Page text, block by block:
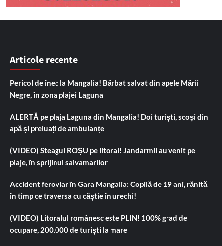
Articole recente
Pericol de înec la Mangalia! Bărbat salvat din apele Mării
Negre, în zona plajei Laguna
ALERTĂ pe plaja Laguna din Mangalia! Doi turiști, scoși din
apă și preluați de ambulanțe
(VIDEO) Steagul ROȘU pe litoral! Jandarmii au venit pe
plaje, în sprijinul salvamarilor
Accident feroviar în Gara Mangalia: Copilă de 19 ani, rănită
în timp ce traversa cu căștie în urechi!
(VIDEO) Litoralul românesc este PLIN! 100% grad de
ocupare, 200.000 de turiști la mare